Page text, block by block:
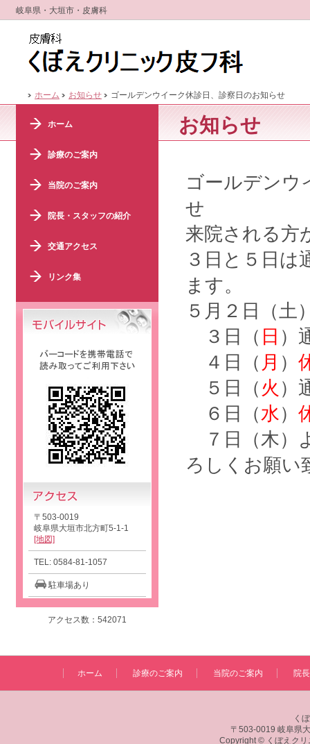
岐阜県・大垣市・皮膚科
ホーム お知らせ ゴールデンウイーク休診日、診察日のお知らせ
お知らせ
ゴールデンウ
せ
来院される方
３日と５日は
ます。
５月２日（土
３日（ 日 ）
４日（ 月 ）
５日（ 火 ）
６日（水）
７日（木
ろしくお願い
ホーム
診療のご案内
当院のご案内
院長・スタッフの紹介
交通アクセス
リンク集
〒503-0019
岐阜県大垣市北方町5-1-1
[地図]
TEL: 0584-81-1057
駐車場あり
アクセス数：542071
ホーム 診療のご案内 当院のご案内 院
く
〒503-0019 岐阜県
Copyright © くぼえクリ